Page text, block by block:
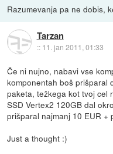
Razumevanja pa ne dobis,
Tarzan
:: 11. jan 2011, 01:33
Če ni nujno, nabavi vse
komponentah boš prišparal
paketa, težkega kot tvoj cel
SSD Vertex2 120GB dal
prišparal najmanj 10 EUR +
Just a thought :)